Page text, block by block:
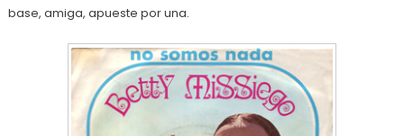
base, amiga, apueste por una.